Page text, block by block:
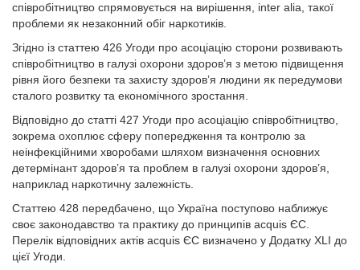
співробітництво спрямовується на вирішення, inter alia, такої
проблеми як незаконний обіг наркотиків.
Згідно із статтею 426 Угоди про асоціацію сторони розвивають
співробітництво в галузі охорони здоров’я з метою підвищення
рівня його безпеки та захисту здоров’я людини як передумови
сталого розвитку та економічного зростання.
Відповідно до статті 427 Угоди про асоціацію співробітництво,
зокрема охоплює сферу попередження та контролю за
неінфекційними хворобами шляхом визначення основних
детермінант здоров’я та проблем в галузі охорони здоров’я,
наприклад наркотичну залежність.
Статтею 428 передбачено, що Україна поступово наближує
своє законодавство та практику до принципів acquis ЄС.
Перелік відповідних актів acquis ЄС визначено у Додатку XLI до
цієї Угоди.